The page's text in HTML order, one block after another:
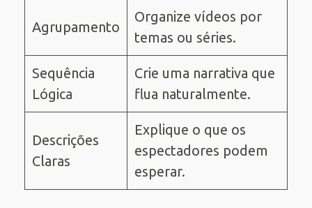
Agrupamento
Organize vídeos por
temas ou séries.
Sequência
Lógica
Crie uma narrativa que
flua naturalmente.
Descrições
Claras
Explique o que os
espectadores podem
esperar.